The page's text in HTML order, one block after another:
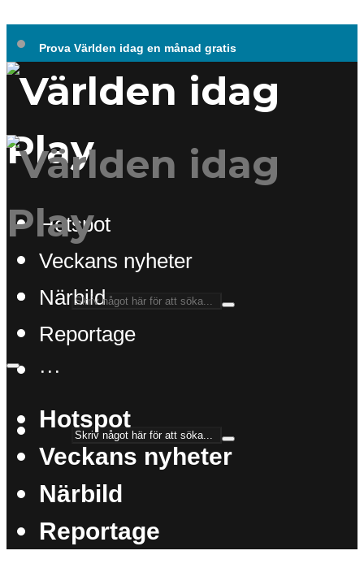
Prova Världen idag en månad gratis
Hotspot
Veckans nyheter
Närbild
Reportage
···
Hotspot
Veckans nyheter
Närbild
Reportage